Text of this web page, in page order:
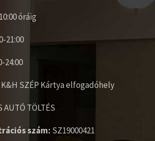
óráig
21:00
24:00
K&H SZÉP Kártya elfogadóhely
AUTÓ TÖLTÉS
szám: SZ19000421